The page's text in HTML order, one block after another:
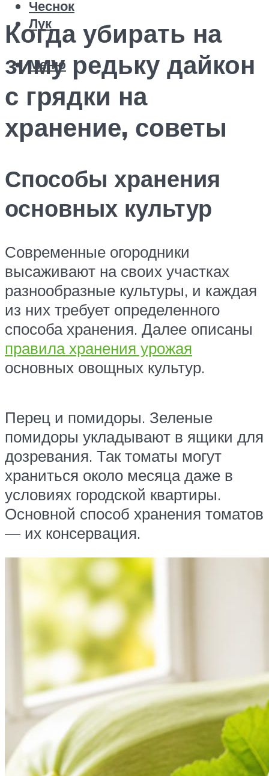
Чеснок
Лук
Меню
Когда убирать на
зиму редьку дайкон
с грядки на
хранение, советы
Способы хранения
основных культур
Современные огородники
высаживают на своих участках
разнообразные культуры, и каждая
из них требует определенного
способа хранения. Далее описаны
правила хранения урожая
основных овощных культур.
Перец и помидоры. Зеленые
помидоры укладывают в ящики для
дозревания. Так томаты могут
храниться около месяца даже в
условиях городской квартиры.
Основной способ хранения томатов
— их консервация.